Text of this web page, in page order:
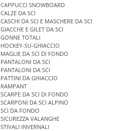
CAPPUCCI SNOWBOARD
CALZE DA SCI
CASCHI DA SCI E MASCHERE DA SCI
GIACCHE E GILET DA SCI
GONNE TOTALI
HOCKEY-SU-GHIACCIO
MAGLIE DA SCI DI FONDO
PANTALONI DA SCI
PANTALONI DA SCI
PATTINI DA GHIACCIO
RAMPANT
SCARPE DA SCI DI FONDO
SCARPONI DA SCI ALPINO
SCI DA FONDO
SICUREZZA VALANGHE
STIVALI INVERNALI